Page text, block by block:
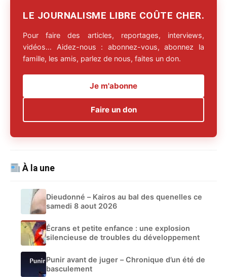
LE JOURNALISME LIBRE COÛTE CHER.
Pour faire des articles, reportages, interviews,
vidéos… Aidez-nous : abonnez-vous, abonnez la
famille, les amis, parlez de nous, faites un don.
Je m'abonne
Faire un don
À la une
Dieudonné – Kairos au bal des quenelles ce
samedi 8 aout 2026
Écrans et petite enfance : une explosion
silencieuse de troubles du développement
Punir avant de juger – Chronique d’un été de
basculement